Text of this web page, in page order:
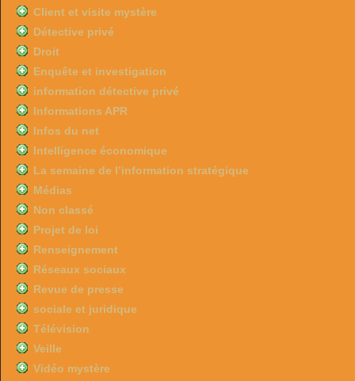
Client et visite mystère
Détective privé
Droit
Enquête et investigation
information détective privé
Informations APR
Infos du net
Intelligence économique
La semaine de l’information stratégique
Médias
Non classé
Projet de loi
Renseignement
Réseaux sociaux
Revue de presse
sociale et juridique
Télévision
Veille
Vidéo mystère